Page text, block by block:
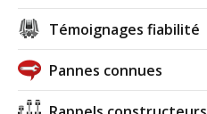
Témoignages fiabilité
Pannes connues